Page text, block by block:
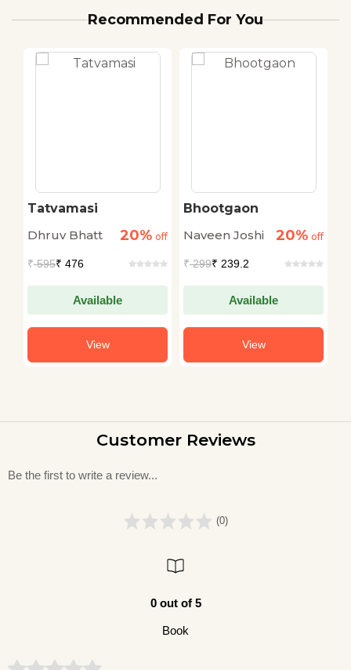
Recommended For You
Tatvamasi
Dhruv Bhatt
20% off
₹595₹ 476
Available
View
Bhootgaon
Naveen Joshi
20% off
₹299₹ 239.2
Available
View
Customer Reviews
Be the first to write a review...
(0)
0 out of 5
Book